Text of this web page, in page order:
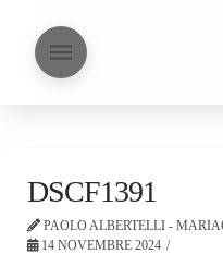
DSCF1391
PAOLO ALBERTELLI -
14 NOVEMBRE 2024